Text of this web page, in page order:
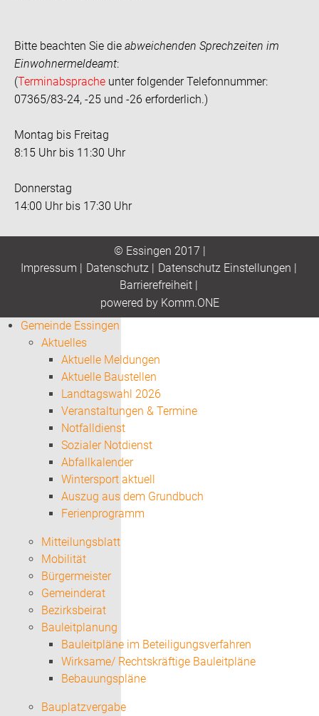
Bitte beachten Sie die abweichenden Sprechzeiten im
Einwohnermeldeamt:
(Terminabsprache unter folgender Telefonnummer:
07365/83-24, -25 und -26 erforderlich.)
Montag bis Freitag
8:15 Uhr bis 11:30 Uhr
Donnerstag
14:00 Uhr bis 17:30 Uhr
© Essingen 2017 |
Impressum | Datenschutz| Datenschutz Einstellungen |
Barrierefreiheit|
powered by Komm.ONE
Gemeinde Essingen
Aktuelles
Aktuelle Meldungen
Aktuelle Baustellen
Landtagswahl 2026
Veranstaltungen & Termine
Notfalldienst
Sozialer Notdienst
Abfallkalender
Wintersport aktuell
Auszug aus dem Grundbuch
Ferienprogramm
Mitteilungsblatt
Mobilität
Bürgermeister
Gemeinderat
Bezirksbeirat
Bauleitplanung
Bauleitpläne im Beteiligungsverfahren
Wirksame/ Rechtskräftige Bauleitpläne
Bebauungspläne
Bauplatzvergabe